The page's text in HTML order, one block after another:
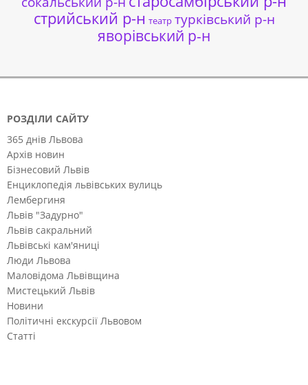
стрийський р-н театр турківський р-н
яворівський р-н
РОЗДІЛИ САЙТУ
365 днів Львова
Архів новин
Бізнесовий Львів
Енциклопедія львівських вулиць
Лембергиня
Львів "Задурно"
Львів сакральний
Львівські кам'яниці
Люди Львова
Маловідома Львівщина
Мистецький Львів
Новини
Політичні екскурсії Львовом
Статті